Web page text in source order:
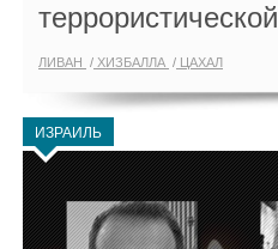
ЛИВАН ХИЗБАЛЛА ЦАХАЛ
ИЗРАИЛЬ